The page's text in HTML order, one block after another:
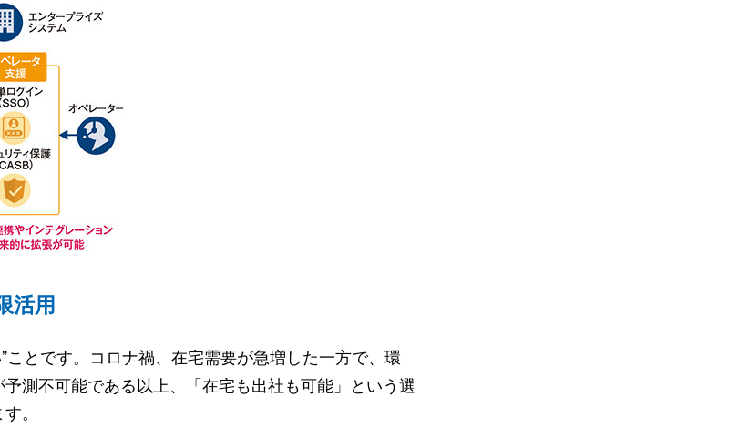
活用
とです。コロナ禍、在宅需要が急増した一方で、環
測不可能である以上、「在宅も出社も可能」という選
。